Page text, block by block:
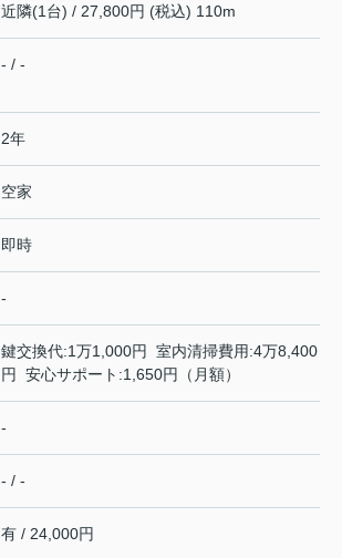
近隣(1台) / 27,800円 (税込) 110m
- / -
2年
空家
即時
-
鍵交換代:1万1,000円 室内清掃費用:4万8,400
円 安心サポート:1,650円（月額）
-
- / -
有 / 24,000円